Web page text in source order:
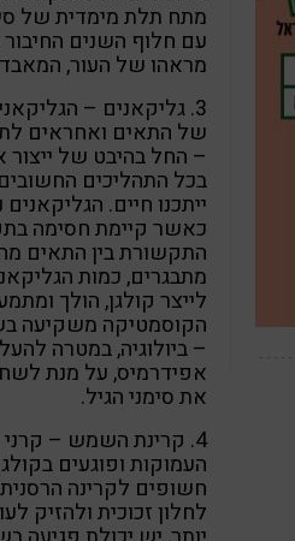
מתח תלת מימדית של
עם חלוף השנים החיבור
מראהו של העור,
של התאים ואחראים
– החל בהיבט של
בכל התהליכים
ייתכנו חיים.
כאשר קיימת חסימה
התקשורת בין התאים
מתבגרים, כמות
לייצר קולגן, הולך
הקוסמטיקה משקיעה
– ביולוגיה, במטרה
אפידרמיס, על מנת
את סימני הגיל.
העמוקות ופוגעים